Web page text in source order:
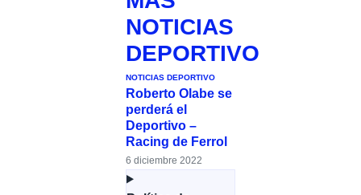
NOTICIAS
DEPORTIVO
NOTICIAS DEPORTIVO
Roberto Olabe se
perderá el
Deportivo –
Racing de Ferrol
6 diciembre 2022